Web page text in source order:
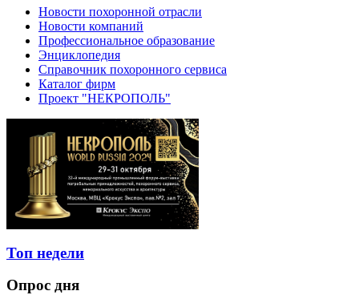
Новости похоронной отрасли
Новости компаний
Профессиональное образование
Энциклопедия
Справочник похоронного сервиса
Каталог фирм
Проект "НЕКРОПОЛЬ"
Топ недели
Опрос дня